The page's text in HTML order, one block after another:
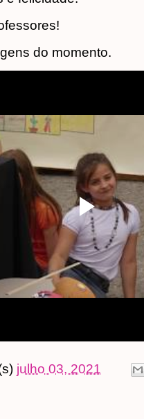
do momento.
julho 03, 2021